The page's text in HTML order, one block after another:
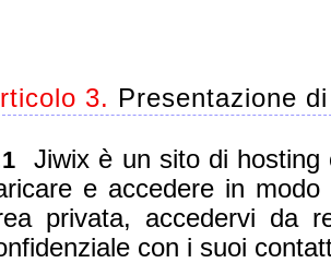
3. Presentazione
Jiwix è un sito di hosting
e accedere in
privata, accedervi da
con i suoi